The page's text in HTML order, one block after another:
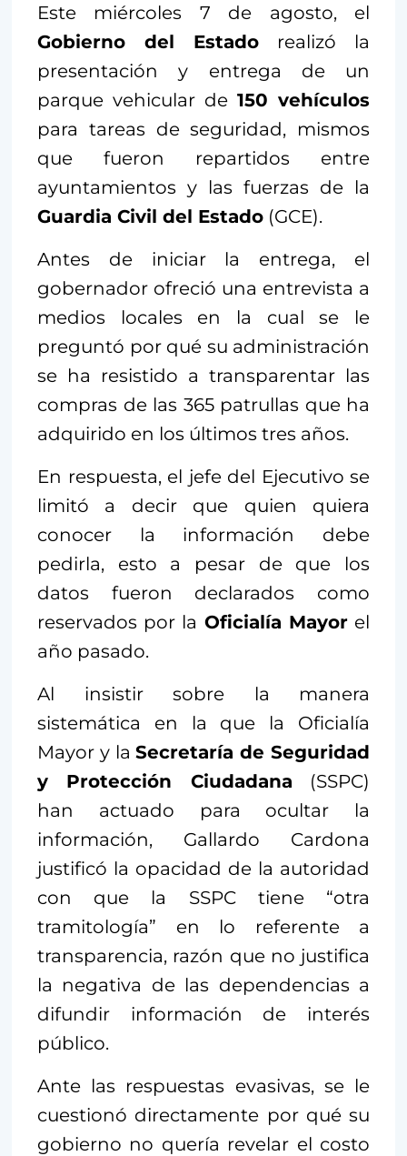
Este miércoles 7 de agosto, el
Gobierno del Estado realizó la
presentación y entrega de un
parque vehicular de 150 vehículos
para tareas de seguridad, mismos
que fueron repartidos entre
ayuntamientos y las fuerzas de la
Guardia Civil del Estado (GCE).
Antes de iniciar la entrega, el
gobernador ofreció una entrevista a
medios locales en la cual se le
preguntó por qué su administración
se ha resistido a transparentar las
compras de las 365 patrullas que ha
adquirido en los últimos tres años.
En respuesta, el jefe del Ejecutivo se
limitó a decir que quien quiera
conocer la información debe
pedirla, esto a pesar de que los
datos fueron declarados como
reservados por la Oficialía Mayorel
año pasado.
Al insistir sobre la manera
sistemática en la que la Oficialía
Mayor y laSecretaría de Seguridad
y Protección Ciudadana (SSPC)
han actuado para ocultar la
información, Gallardo Cardona
justificó la opacidad de la autoridad
con que la SSPC tiene “otra
tramitología” en lo referente a
transparencia, razón que no justifica
la negativa de las dependencias a
difundir información de interés
público.
Ante las respuestas evasivas, se le
cuestionó directamente por qué su
gobierno no quería revelar el costo